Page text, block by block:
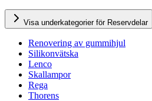
Visa underkategorier för Reservdelar
Renovering av gummihjul
Silikonvätska
Lenco
Skallampor
Rega
Thorens